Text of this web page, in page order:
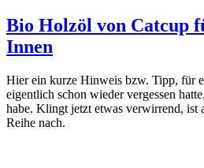
Bio Holzöl von Catcup
Innen
Hier ein kurze Hinweis bzw. Tipp, für
eigentlich schon wieder vergessen
habe. Klingt jetzt etwas verwirrend, ist
Reihe nach.